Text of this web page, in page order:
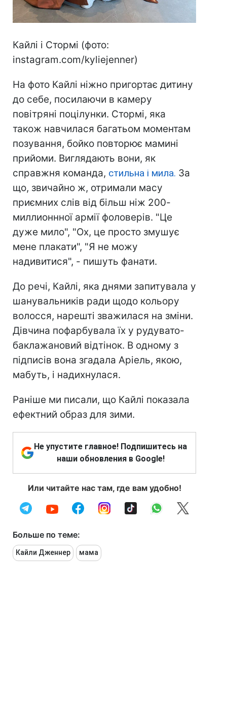
Кайлі і Стормі (фото:
instagram.com/kyliejenner)
На фото Кайлі ніжно пригортає дитину
до себе, посилаючи в камеру
повітряні поцілунки. Стормі, яка
також навчилася багатьом моментам
позування, бойко повторює мамині
прийоми. Виглядають вони, як
справжня команда, стильна і мила. За
що, звичайно ж, отримали масу
приємних слів від більш ніж 200-
миллионнної армії фоловерів. "Це
дуже мило", "Ох, це просто змушує
мене плакати", "Я не можу
надивитися", - пишуть фанати.
До речі, Кайлі, яка днями запитувала у
шанувальників ради щодо кольору
волосся, нарешті зважилася на зміни.
Дівчина пофарбувала їх у рудувато-
баклажановий відтінок. В одному з
підписів вона згадала Аріель, якою,
мабуть, і надихнулася.
Раніше ми писали, що Кайлі показала
ефектний образ для зими.
Не упустите главное! Подпишитесь на
наши обновления в Google!
Или читайте нас там, где вам удобно!
Больше по теме:
Кайли Дженнер мама